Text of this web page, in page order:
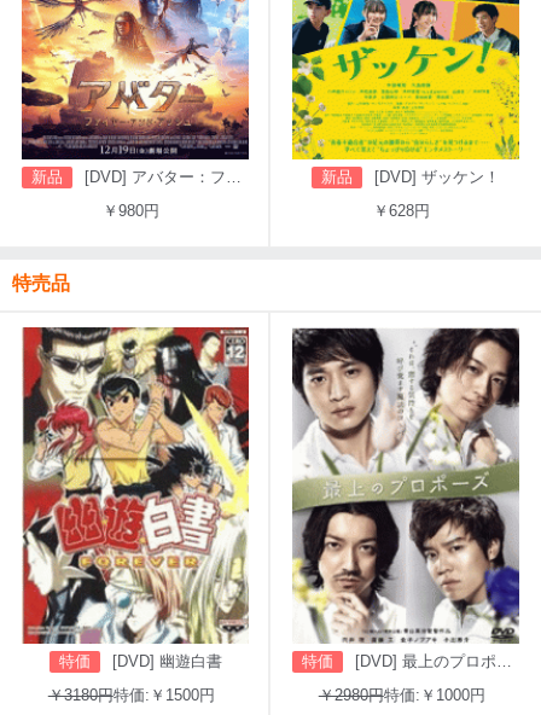
新品
[DVD] アバター：ファイヤー・アンド・アッシュ
￥980円
新品
[DVD] ザッケン！
￥628円
特売品
特価
[DVD] 幽遊白書
￥3180円特価:￥1500円
特価
[DVD] 最上のプロポーズ
￥2980円特価:￥1000円